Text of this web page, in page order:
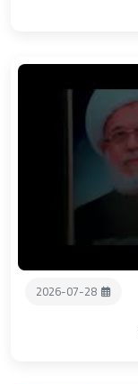
2026-07-28